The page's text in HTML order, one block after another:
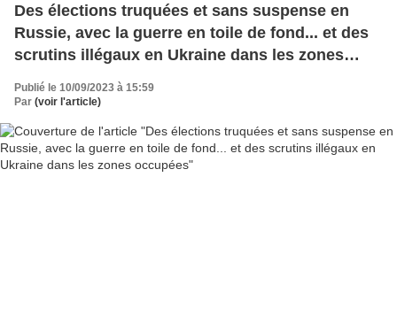
Des élections truquées et sans suspense en
Russie, avec la guerre en toile de fond... et des
scrutins illégaux en Ukraine dans les zones
occupées
Publié le 10/09/2023 à 15:59
Par (voir l'article)